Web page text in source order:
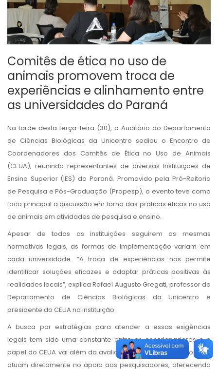
Comitês de ética no uso de
animais promovem troca de
experiências e alinhamento entre
as universidades do Paraná
Na tarde desta terça-feira (30), o Auditório do Departamento
de Ciências Biológicas da Unicentro sediou o Encontro de
Coordenadores dos Comitês de Ética no Uso de Animais
(CEUA), reunindo representantes de diversas Instituições de
Ensino Superior (IES) do Paraná. Promovido pela Pró-Reitoria
de Pesquisa e Pós-Graduação (Propesp), o evento teve como
foco principal a discussão em torno das práticas éticas no uso
de animais em atividades de pesquisa e ensino.
Apesar de todas as instituições seguirem as mesmas
normativas legais, as formas de implementação variam em
cada universidade. “A troca de experiências nos permite
identificar soluções eficazes e adaptar práticas positivas às
realidades locais”, explica Rafael Augusto Gregati, professor do
Departamento de Ciências Biológicas da Unicentro e
presidente do CEUA na instituição.
A busca por estratégias para atender a essas exigências
legais tem sido uma constante entre os coordenadores e o
papel do CEUA vai além da avaliação de projetos. Os comitês
atuam diretamente no apoio aos pesquisadores, oferecendo